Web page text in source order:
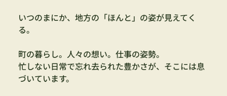
いつのまにか、地方の「ほんと」の姿が見えてく
る。
町の暮らし。人々の想い。仕事の姿勢。
忙しない日常で忘れ去られた豊かさが、そこには息
づいています。